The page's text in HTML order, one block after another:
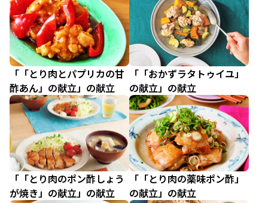
「「とり肉とパプリカの甘
酢あん」の献立」の献立
「「おかずラタトゥイユ」
の献立」の献立
「「とり肉のポン酢しょう
が焼き」の献立」の献立
「「とり肉の薬味ポン酢」
の献立」の献立